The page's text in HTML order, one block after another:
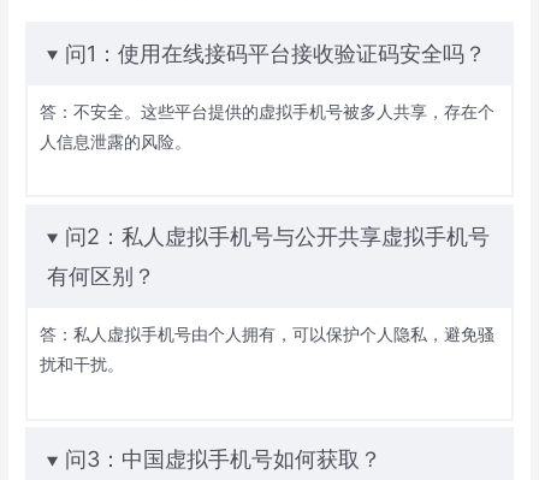
问1：使用在线接码平台接收验证码安全吗？
答：不安全。这些平台提供的虚拟手机号被多人共享，存在个
人信息泄露的风险。
问2：私人虚拟手机号与公开共享虚拟手机号
有何区别？
答：私人虚拟手机号由个人拥有，可以保护个人隐私，避免骚
扰和干扰。
问3：中国虚拟手机号如何获取？